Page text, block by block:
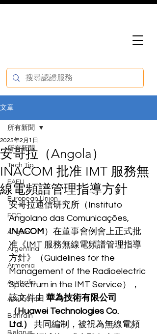
文章
所有新聞
Tech Tip
EAEU
European Union
FCC
Angola
Argentina
Armenia
Australia
Azerbaijan
Bahrain
Belarus
所有新聞
安哥拉（Angola）
INACOM 批准 IMT 服務無
線電頻譜管理指導方針
2025年2月1日
安哥拉通信研究所（Instituto
Angolano das Comunicações,
INACOM ）在董事會例會上正式批
准《IMT 服務無線電頻譜管理指導
方針》（Guidelines for the
Management of the Radioelectric
Spectrum in the IMT Service），
該文件由 華為技術有限公司
（Huawei Technologies Co.
Ltd.）
共同編制，被視為無線電頻